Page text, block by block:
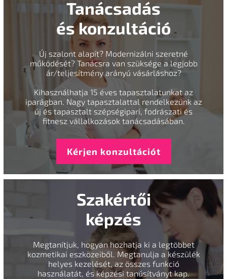
Tanácsadás
és konzultáció
Új szalont alapít? Modernizálni szeretné
működését? Tanácsra van szüksége a legjobb
ár/teljesítmény arányú vásárláshoz?
Kihasználhatja 15 éves tapasztalatunkat az
iparágban. Nagy tapasztalattal rendelkezünk az
új és tapasztalt szépségipari, fodrászati és
fitnesz vállalkozások tanácsadásában.
Kérjen konzultációt
Szakértői
képzés
Megtanítjuk, hogyan hozhatja ki a legtöbbet
kozmetikai eszközeiből. Megtanulja a készülék
helyes kezelését, az összes funkció
használatát, és képzési tanúsítványt kap.